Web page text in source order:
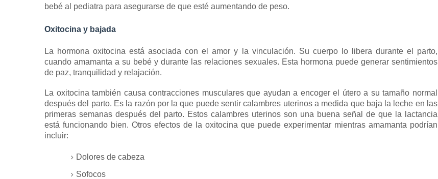
bebé al pediatra para asegurarse de que esté aumentando de peso.
Oxitocina y bajada
La hormona oxitocina está asociada con el amor y la vinculación. Su cuerpo lo libera durante el parto,
cuando amamanta a su bebé y durante las relaciones sexuales. Esta hormona puede generar sentimientos
de paz, tranquilidad y relajación.
La oxitocina también causa contracciones musculares que ayudan a encoger el útero a su tamaño normal
después del parto. Es la razón por la que puede sentir calambres uterinos a medida que baja la leche en las
primeras semanas después del parto. Estos calambres uterinos son una buena señal de que la lactancia
está funcionando bien. Otros efectos de la oxitocina que puede experimentar mientras amamanta podrían
incluir:
Dolores de cabeza
Sofocos